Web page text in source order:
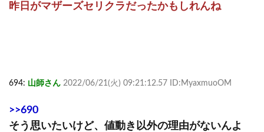
昨日がマザーズセリクラだったかもしれんね
694: 山師さん 2022/06/21(火) 09:21:12.57 ID:MyaxmuoOM
>>690
そう思いたいけど、値動き以外の理由がないんよ